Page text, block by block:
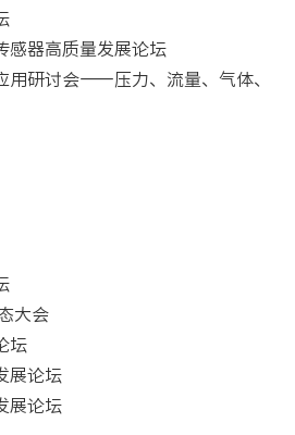
感器高质量发展论坛
用研讨会——压力、流量、气体、
大会
坛
展论坛
展论坛